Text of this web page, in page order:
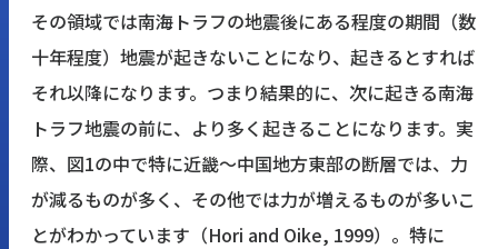
その領域では南海トラフの地震後にある程度の期間（数
十年程度）地震が起きないことになり、起きるとすれば
それ以降になります。つまり結果的に、次に起きる南海
トラフ地震の前に、より多く起きることになります。実
際、図1の中で特に近畿〜中国地方東部の断層では、力
が減るものが多く、その他では力が増えるものが多いこ
とがわかっています（Hori and Oike, 1999）。特に